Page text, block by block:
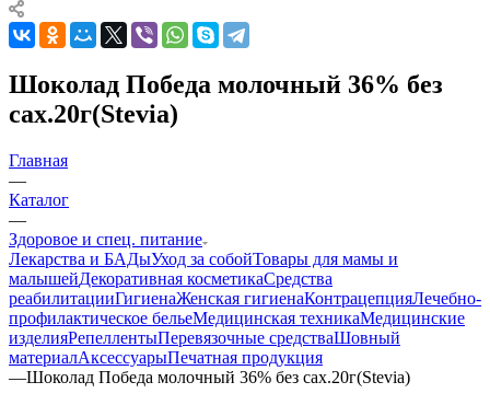
Шоколад Победа молочный 36% без
сах.20г(Stevia)
Главная
—
Каталог
—
Здоровое и спец. питание
Лекарства и БАДыУход за собойТовары для мамы и
малышейДекоративная косметикаСредства
реабилитацииГигиенаЖенская гигиенаКонтрацепцияЛечебно-
профилактическое бельеМедицинская техникаМедицинские
изделияРепеллентыПеревязочные средстваШовный
материалАксессуарыПечатная продукция
—Шоколад Победа молочный 36% без сах.20г(Stevia)